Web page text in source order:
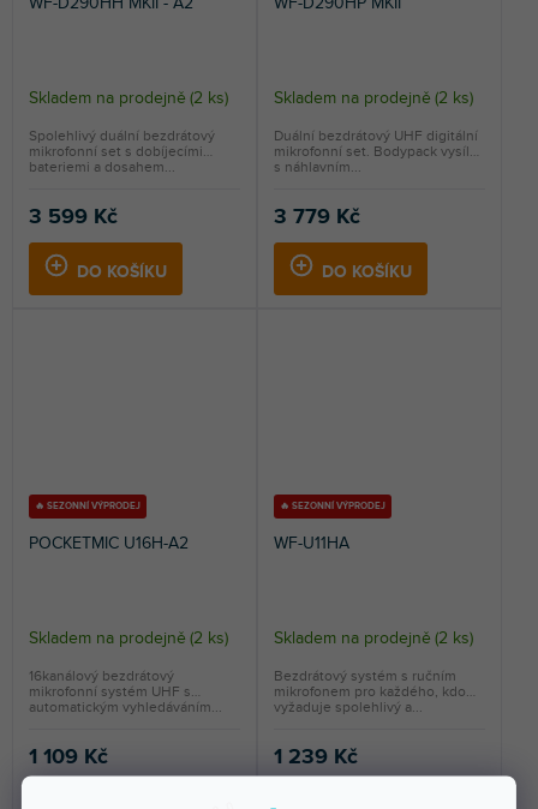
Skladem na prodejně (2 ks)
3 599 Kč
DO KOŠÍKU
Spolehlivý duální bezdrátový
mikrofonní set s dobíjecími
bateriemi a dosahem...
Skladem na prodejně (2 ks)
3 779 Kč
DO KOŠÍKU
Duální bezdrátový UHF digitální
mikrofonní set. Bodypack vysílač
s náhlavním...
🔥 SEZONNÍ VÝPRODEJ
POCKETMIC U16H-A2
Skladem na prodejně (2 ks)
1 109 Kč
16kanálový bezdrátový
mikrofonní systém UHF s
automatickým vyhledáváním...
🔥 SEZONNÍ VÝPRODEJ
WF-U11HA
Skladem na prodejně (2 ks)
1 239 Kč
Bezdrátový systém s ručním
mikrofonem pro každého, kdo
vyžaduje spolehlivý a...